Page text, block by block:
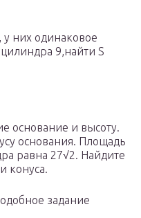
них одинаковое
9,найти S
основание и высоту.
основания. Площадь
равна 27√2. Найдите
конуса.
задание